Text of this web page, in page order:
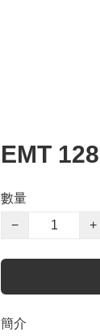
EMT
數量
−
+
簡介